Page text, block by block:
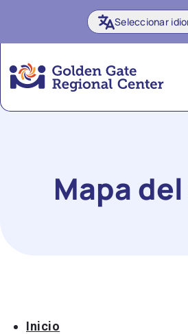
contenido
Seleccionar
Mapa
Inicio